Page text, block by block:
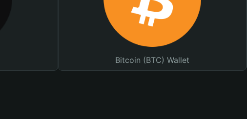
Bitcoin (BTC) Wallet